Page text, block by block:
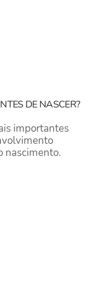
DE NASCER?
importantes
nascimento.